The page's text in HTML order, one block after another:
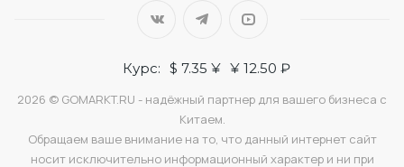
Курс: $ 7.35 ¥ ¥ 12.50 ₽
2026 © GOMARKT.RU - надёжный партнер для вашего бизнеса с
Китаем.
Обращаем ваше внимание на то, что данный интернет сайт
носит исключительно информационный характер и ни при